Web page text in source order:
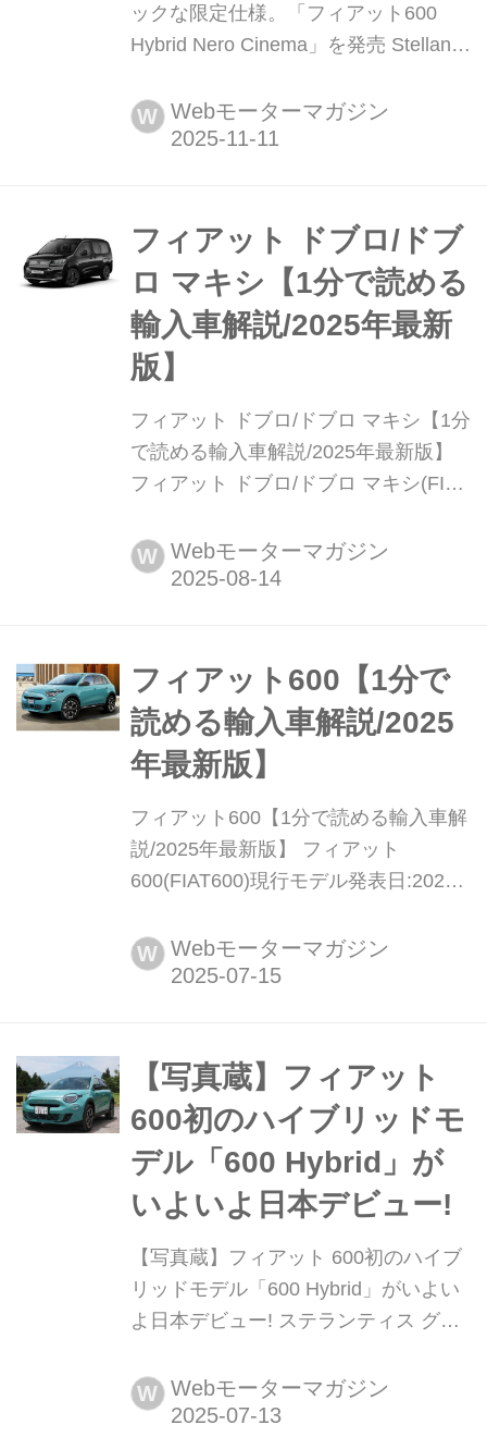
ックな限定仕様。「フィアット600
Hybrid Nero Cinema」を発売 Stellantis
ンパクトSUV「600 Hybrid」の限定車
「600 Hybrid Nero Cinema (セイチェ
で、全国のフィアット正規ディーラー
W Webモーターマガジン
フィアット ドブロ/ドブ
ロ マキシ【1分で読める
輸入車解説/2025年最新
版】
フィアット ドブロ/ドブロ マキシ【1分
で読める輸入車解説/2025年最新版】
フィアット ドブロ/ドブロ マキシ(FIAT
日:2023年5月11日車両価格:394万円〜
416万円
W Webモーターマガジン
フィアット600【1分で
読める輸入車解説/2025
年最新版】
フィアット600【1分で読める輸入車解
説/2025年最新版】 フィアット
600(FIAT600)現行モデル発表日:2024
W Webモーターマガジン
【写真蔵】フィアット
600初のハイブリッドモ
デル「600 Hybrid」が
いよいよ日本デビュー!
【写真蔵】フィアット 600初のハイブ
リッドモデル「600 Hybrid」がいよい
よ日本デビュー! ステランティス グル
ト」ブランドのコンパクトSUV、
600(セイチェント)にハイブリッドモデ
W Webモーターマガジン